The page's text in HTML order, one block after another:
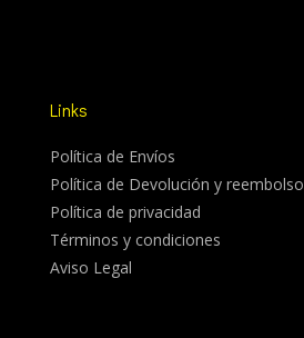
Links
Política de Envíos
Política de Devolución y reembolso
Política de privacidad
Términos y condiciones
Aviso Legal